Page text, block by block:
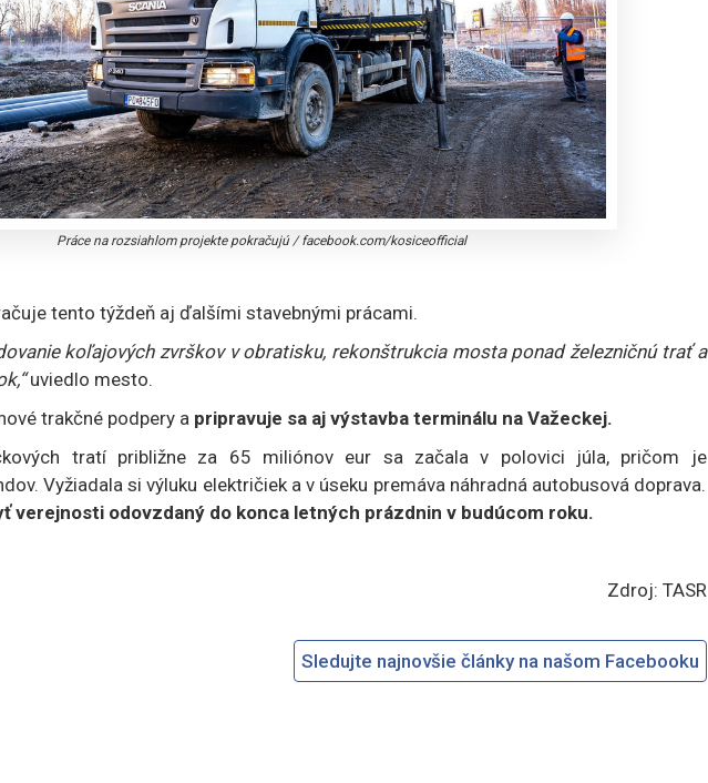
Práce na rozsiahlom projekte pokračujú/facebook.com/kosiceofficial
tento týždeň aj ďalšími stavebnými prácami.
koľajových zvrškov v obratisku, rekonštrukcia mosta ponad železničnú trať a
uviedlo mesto.
trakčné podpery a pripravuje sa aj výstavba terminálu na Važeckej.
tratí približne za 65 miliónov eur sa začala v polovici júla, pričom je
Vyžiadala si výluku električiek a v úseku premáva náhradná autobusová doprava.
verejnosti odovzdaný do konca letných prázdnin v budúcom roku.
Zdroj: TASR
Sledujte najnovšie články na našom Facebooku